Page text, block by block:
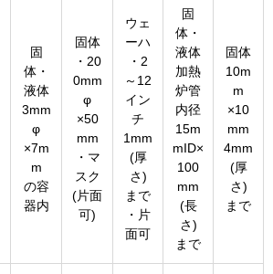
固
体・
液体
3mm
φ
×7m
m
の容
器内
固体
・20
0mm
φ
×50
mm
・マ
スク
(片面
可)
ウェ
ーハ
・2
～12
イン
チ
1mm
(厚
さ)
まで
・片
面可
固
体・
液体
加熱
炉管
内径
15m
mID×
100
mm
(長
さ)
まで
固体
10m
m
×10
mm
4mm
(厚
さ)
まで